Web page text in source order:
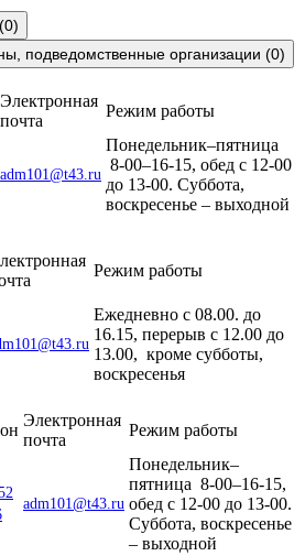
подведомственные организации (0)
Электронная
почта
Режим работы
adm101@t43.ru
Понедельник–пятница
8-00–16-15, обед с 12-00
до 13-00. Суббота,
воскресенье – выходной
Режим работы
Ежедневно с 08.00. до
16.15, перерыв с 12.00 до
13.00, кроме субботы,
воскресенья
Электронная
почта
Режим работы
adm101@t43.ru
Понедельник–
пятница 8-00–16-15,
обед с 12-00 до 13-00.
Суббота, воскресенье
– выходной